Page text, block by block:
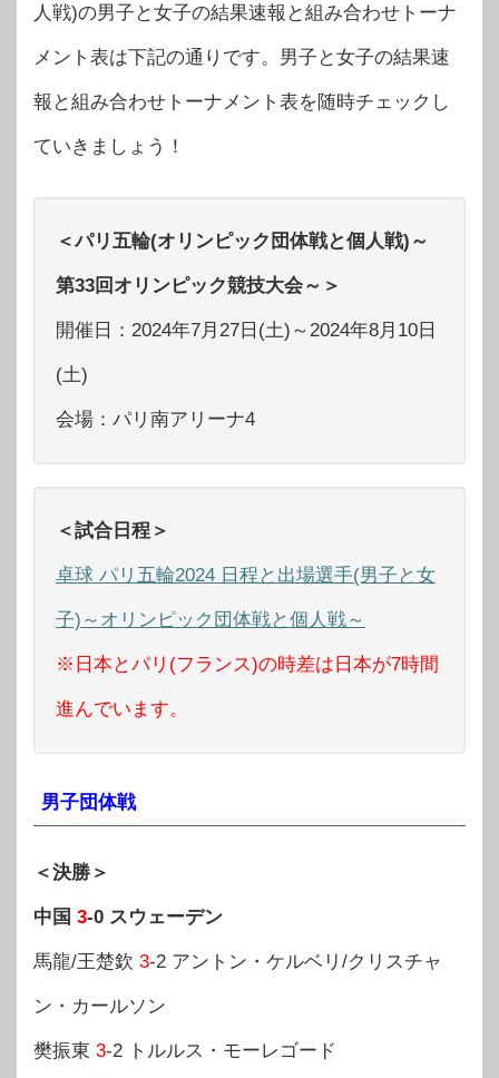
人戦)の男子と女子の結果速報と組み合わせトーナ
メント表は下記の通りです。男子と女子の結果速
報と組み合わせトーナメント表を随時チェックし
ていきましょう！
＜パリ五輪(オリンピック団体戦と個人戦)～
第33回オリンピック競技大会～＞
開催日：2024年7月27日(土)～2024年8月10日
(土)
会場：パリ南アリーナ4
＜試合日程＞
卓球 パリ五輪2024 日程と出場選手(男子と女
子)～オリンピック団体戦と個人戦～
※日本とパリ(フランス)の時差は日本が7時間
進んでいます。
男子団体戦
＜決勝＞
中国 3-0 スウェーデン
馬龍/王楚欽 3-2 アントン・ケルベリ/クリスチャ
ン・カールソン
樊振東 3-2 トルルス・モーレゴード